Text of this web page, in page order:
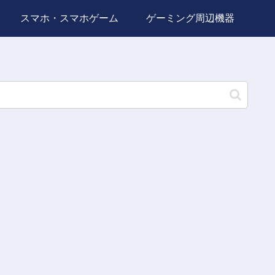
スマホ・スマホゲーム ゲーミング周辺機器